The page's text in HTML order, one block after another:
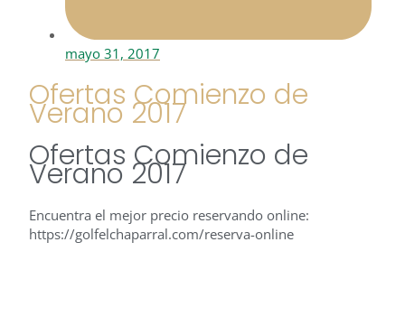
mayo 31, 2017
Ofertas Comienzo de
Verano 2017
Ofertas Comienzo de
Verano 2017
Encuentra el mejor precio reservando online:
https://golfelchaparral.com/reserva-online